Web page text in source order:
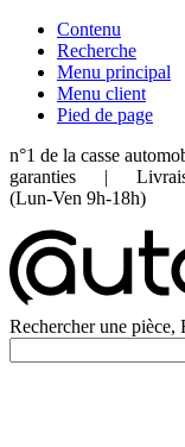
Contenu
Recherche
Menu principal
Menu client
Pied de page
n°1 de la casse
garanties |
(Lun-Ven 9h-18h)
Rechercher une pièce,